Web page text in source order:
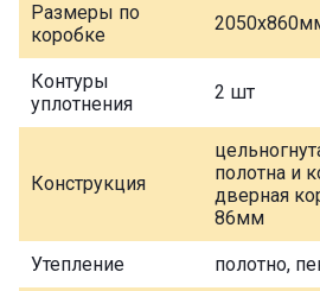
Размеры по
коробке
Контуры
уплотнения
2 шт
Конструкция
полотна и
дверная
86мм
Утепление полотно,